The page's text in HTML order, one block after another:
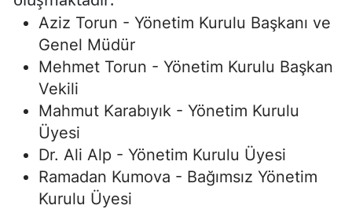
Aziz Torun - Yönetim Kurulu Başkanı ve
Genel Müdür
Mehmet Torun - Yönetim Kurulu Başkan
Vekili
Mahmut Karabıyık - Yönetim Kurulu
Üyesi
Dr. Ali Alp - Yönetim Kurulu Üyesi
Ramadan Kumova - Bağımsız Yönetim
Kurulu Üyesi